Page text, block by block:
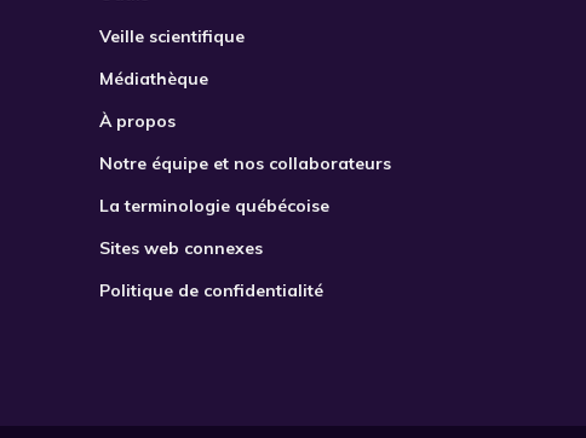
Veille scientifique
Médiathèque
À propos
Notre équipe et nos collaborateurs
La terminologie québécoise
Sites web connexes
Politique de confidentialité